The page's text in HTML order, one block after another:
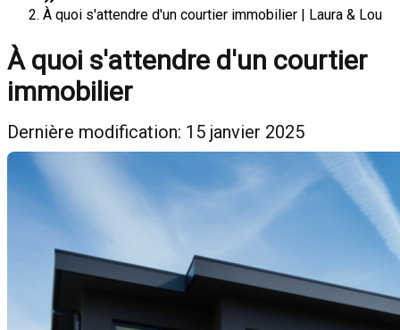
À quoi s'attendre d'un courtier immobilier | Laura & Lou
À quoi s'attendre d'un courtier
immobilier
Dernière modification: 15 janvier 2025